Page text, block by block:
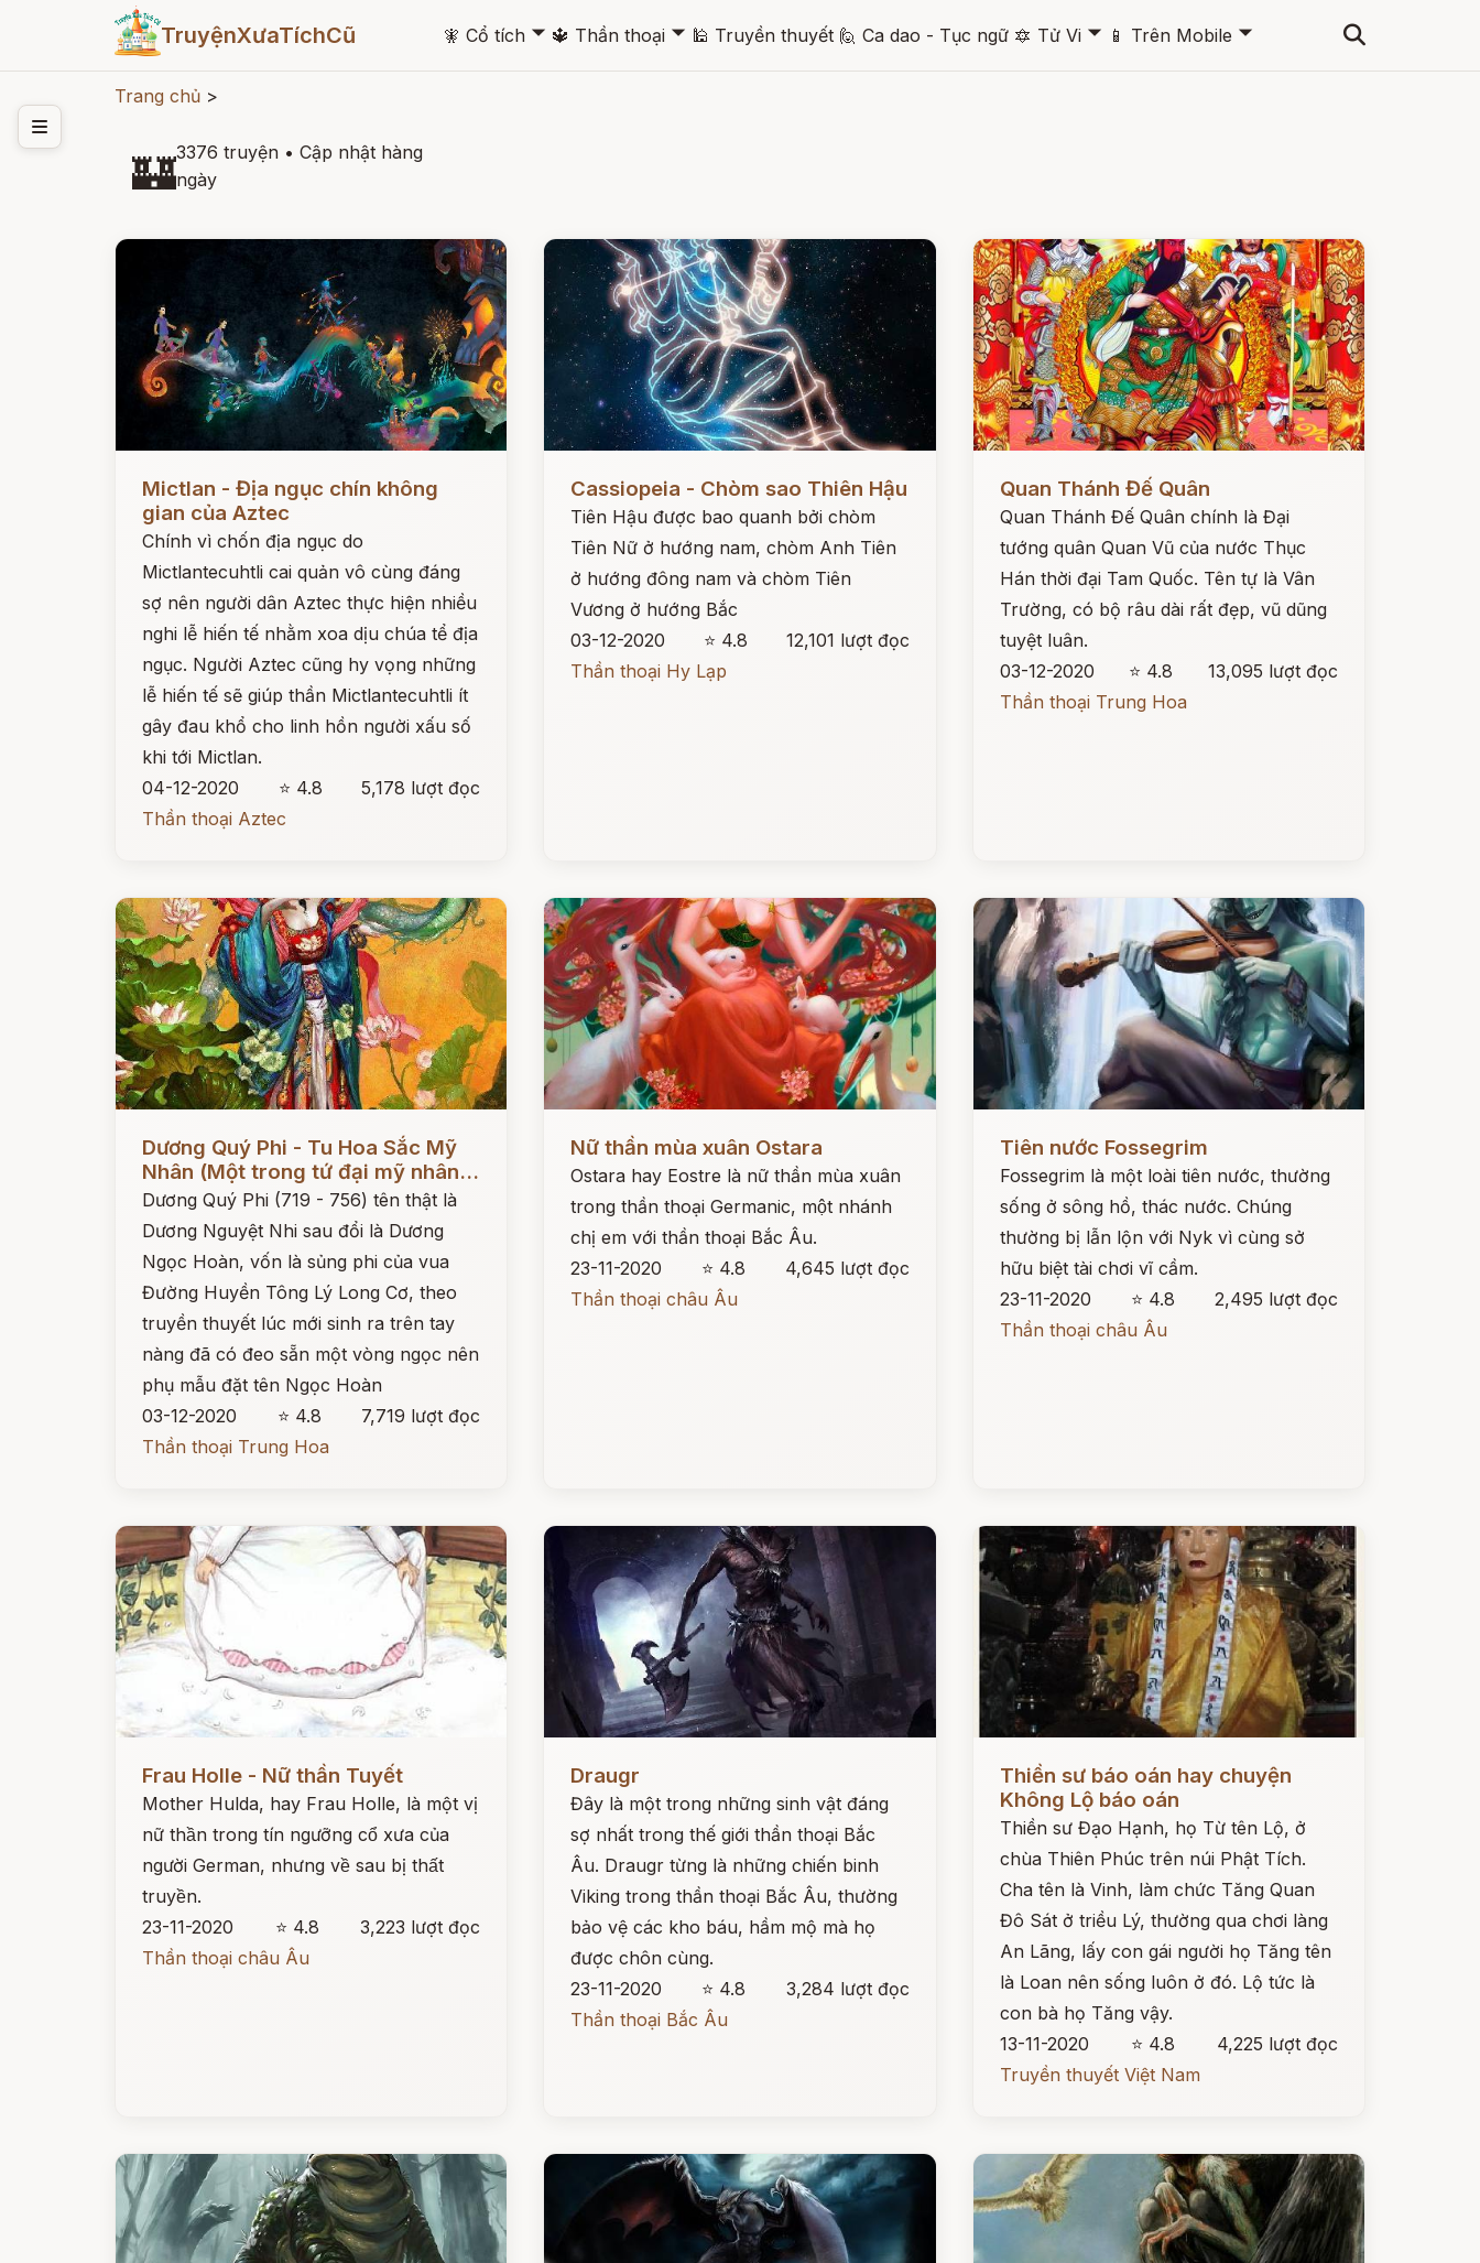
TruyệnXưaTíchCũ 🧚 Cổ tích 🞃 🔱 Thần thoại 🞃 🕌 Truyền thuyết 🙋 Ca dao - Tục ngữ 🔯 Tử Vi 🞃 📱 Trên Mobile 🞃
Trang chủ >
🏰3376 truyện • Cập nhật hàng
ngày
Mictlan - Địa ngục chín không
gian của Aztec
Chính vì chốn địa ngục do
Mictlantecuhtli cai quản vô cùng đáng
sợ nên người dân Aztec thực hiện nhiều
nghi lễ hiến tế nhằm xoa dịu chúa tể địa
ngục. Người Aztec cũng hy vọng những
lễ hiến tế sẽ giúp thần Mictlantecuhtli ít
gây đau khổ cho linh hồn người xấu số
khi tới Mictlan.
04-12-2020
⭐ 4.8
5,178 lượt đọc
Thần thoại Aztec
Cassiopeia - Chòm sao Thiên Hậu
Tiên Hậu được bao quanh bởi chòm
Tiên Nữ ở hướng nam, chòm Anh Tiên
ở hướng đông nam và chòm Tiên
Vương ở hướng Bắc
03-12-2020
⭐ 4.8
12,101 lượt đọc
Thần thoại Hy Lạp
Quan Thánh Đế Quân
Quan Thánh Đế Quân chính là Đại
tướng quân Quan Vũ của nước Thục
Hán thời đại Tam Quốc. Tên tự là Vân
Trường, có bộ râu dài rất đẹp, vũ dũng
tuyệt luân.
03-12-2020
⭐ 4.8
13,095 lượt đọc
Thần thoại Trung Hoa
Dương Quý Phi - Tu Hoa Sắc Mỹ
Nhân (Một trong tứ đại mỹ nhân...
Dương Quý Phi (719 - 756) tên thật là
Dương Nguyệt Nhi sau đổi là Dương
Ngọc Hoàn, vốn là sủng phi của vua
Đường Huyền Tông Lý Long Cơ, theo
truyền thuyết lúc mới sinh ra trên tay
nàng đã có đeo sẵn một vòng ngọc nên
phụ mẫu đặt tên Ngọc Hoàn
03-12-2020
⭐ 4.8
7,719 lượt đọc
Thần thoại Trung Hoa
Nữ thần mùa xuân Ostara
Ostara hay Eostre là nữ thần mùa xuân
trong thần thoại Germanic, một nhánh
chị em với thần thoại Bắc Âu.
23-11-2020
⭐ 4.8
4,645 lượt đọc
Thần thoại châu Âu
Tiên nước Fossegrim
Fossegrim là một loài tiên nước, thường
sống ở sông hồ, thác nước. Chúng
thường bị lẫn lộn với Nyk vì cùng sở
hữu biệt tài chơi vĩ cầm.
23-11-2020
⭐ 4.8
2,495 lượt đọc
Thần thoại châu Âu
Frau Holle - Nữ thần Tuyết
Mother Hulda, hay Frau Holle, là một vị
nữ thần trong tín ngưỡng cổ xưa của
người German, nhưng về sau bị thất
truyền.
23-11-2020
⭐ 4.8
3,223 lượt đọc
Thần thoại châu Âu
Draugr
Đây là một trong những sinh vật đáng
sợ nhất trong thế giới thần thoại Bắc
Âu. Draugr từng là những chiến binh
Viking trong thần thoại Bắc Âu, thường
bảo vệ các kho báu, hầm mộ mà họ
được chôn cùng.
23-11-2020
⭐ 4.8
3,284 lượt đọc
Thần thoại Bắc Âu
Đọc ngay
Thiền sư báo oán hay chuyện
Không Lộ báo oán
Thiền sư Đạo Hạnh, họ Từ tên Lộ, ở
chùa Thiên Phúc trên núi Phật Tích.
Cha tên là Vinh, làm chức Tăng Quan
Đô Sát ở triều Lý, thường qua chơi làng
An Lãng, lấy con gái người họ Tăng tên
là Loan nên sống luôn ở đó. Lộ tức là
con bà họ Tăng vậy.
13-11-2020
⭐ 4.8
4,225 lượt đọc
Truyền thuyết Việt Nam